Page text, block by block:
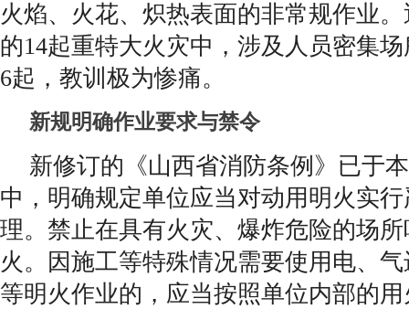
火焰、火花、炽热表面的非常规作业
的14起重特大火灾中，涉及人员密集
6起，教训极为惨痛。
新规明确作业要求与禁令
新修订的《山西省消防条例》已于
中，明确规定单位应当对动用明火实
理。禁止在具有火灾、爆炸危险的场
火。因施工等特殊情况需要使用电、
等明火作业的，应当按照单位内部的